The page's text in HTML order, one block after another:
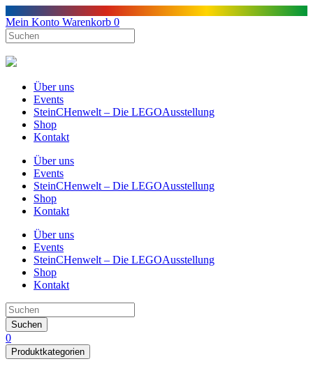
Mein Konto Warenkorb 0
Über uns
Events
SteinCHenwelt – Die LEGOAusstellung
Shop
Kontakt
Über uns
Events
SteinCHenwelt – Die LEGOAusstellung
Shop
Kontakt
Über uns
Events
SteinCHenwelt – Die LEGOAusstellung
Shop
Kontakt
Suchen
0
Produktkategorien